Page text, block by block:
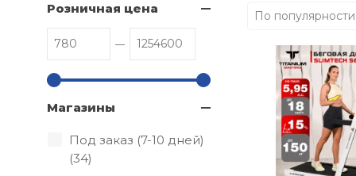
Розничная цена
Магазины
Под заказ (7-10 дней)
(34)
По популярности